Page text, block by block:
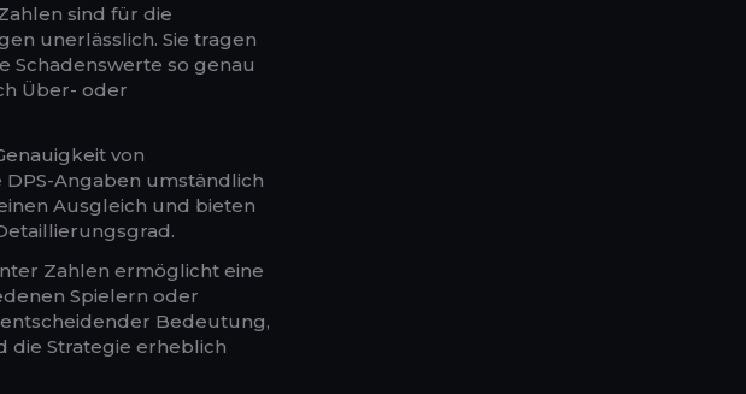
sind für die
unerlässlich. Sie tragen
Schadenswerte so genau
Über- oder
von
Angaben umständlich
Ausgleich und bieten
Zahlen ermöglicht eine
Spielern oder
entscheidender Bedeutung,
die Strategie erheblich